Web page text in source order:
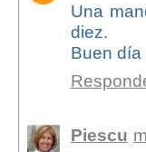
Una
diez.
Buen día
Piescu